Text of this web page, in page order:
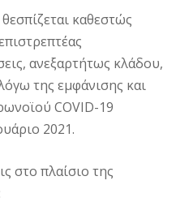
καθεστώς
ανεξαρτήτως κλάδου,
της εμφάνισης και
COVID-19
2021.
στο πλαίσιο της